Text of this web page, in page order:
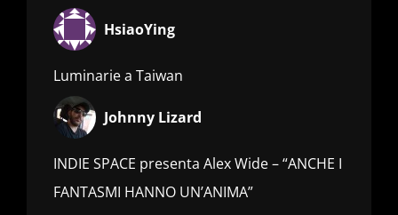
HsiaoYing
Luminarie a Taiwan
Johnny Lizard
INDIE SPACE presenta Alex Wide – “ANCHE I
FANTASMI HANNO UN’ANIMA”